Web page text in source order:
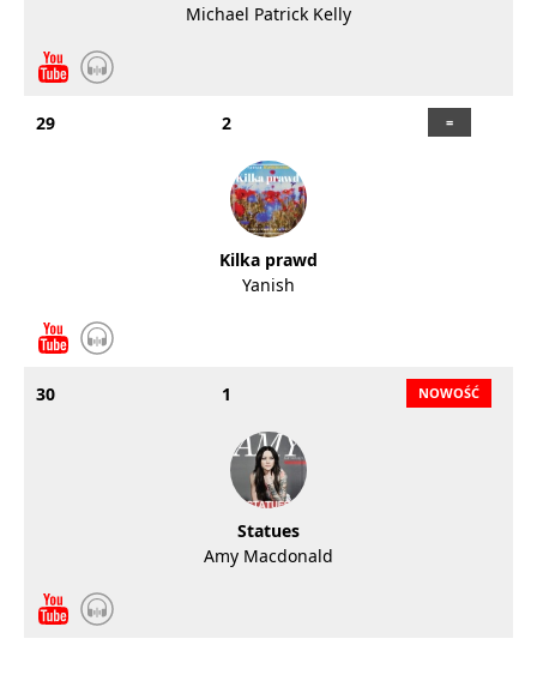
Michael Patrick Kelly
29 2
Kilka prawd
Yanish
30 1
Statues
Amy Macdonald